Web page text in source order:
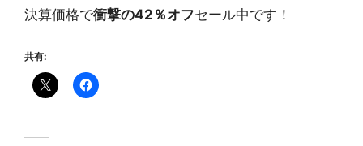
決算価格で衝撃の42％オフセール中です！
共有: